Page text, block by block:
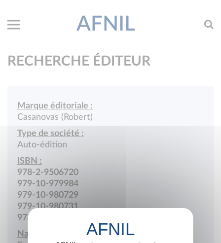
AFNIL
RECHERCHE ÉDITEUR
Marque éditoriale :
Casanovas (Robert)
Type de société :
Auto-édition
ISBN :
978-2-9506720
979-10-979984
979-10-980729
979-10-980731
978-2-488999
Nationalité :